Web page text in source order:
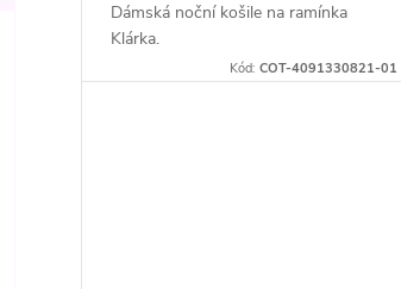
Dámská noční košile na ramínka
Klárka.
Kód:COT-4091330821-01